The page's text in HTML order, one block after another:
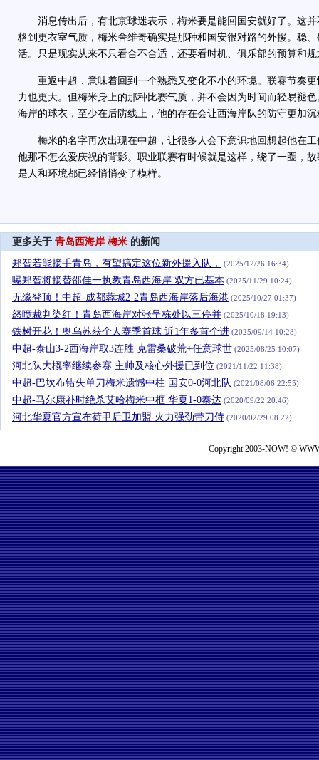
消息传出后，有北京球迷表示，梅米要是能回国安就好了。这并
格到更衣室气质，梅米舍维奇确实是那种和国安很对路的外援。稳
活。只是现实从来不只看合不合适，还要看时机、俱乐部的预算和规
重返中超，意味着回到一个熟悉又变化不小的环境。联赛节奏更
力也更大。但梅米身上的那种比赛气质，并不会因为时间而轻易褪
海岸的球衣，至少在后防线上，他的存在会让西海岸队的防守更加沉
梅米的名字再次出现在中超，让很多人会下意识地回想起他在工
他那不怎么爱庆祝的背影。职业联赛有时候就是这样，绕了一圈，
是人和环境都已经悄悄变了模样。
更多关于 青岛西海岸 梅米 的新闻
郑智若能接手青岛，有望搞定这位新外援入队，
(2025/12/26 16:34)
曝郑智将接替邵佳一执教青岛西海岸 双方已基本 (2025/11/29 10:24)
无缘登顶！中超-成都蓉城2-2青岛西海岸落后海港 (2025/10/27 01:37)
怒喷裁判染红！青岛西海岸对张呈栋处以三停并 (2025/10/18 19:13)
铁树开花！奥乌苏获个人赛季首球 近1年多首个进 (2025/09/14 10:28)
中超-泰山3-2西海岸取3连胜 克雷桑破荒+任意球世 (2025/08/25 10:07)
河北队大概率继续参赛 主帅及核心外援已到位 (2021/11/22 11:38)
中超-巴坎布错失单刀梅米遗憾中柱 国安0-0河北队 (2021/08/06 22:55)
中超-马尔康补时绝杀艾哈梅米中框 华夏1-0泰达 (2020/09/22 20:46)
河北华夏官方宣布荷甲后卫加盟 火力强劲带刀侍 (2020/02/29 08:22)
Copyright 2003-NOW! ©